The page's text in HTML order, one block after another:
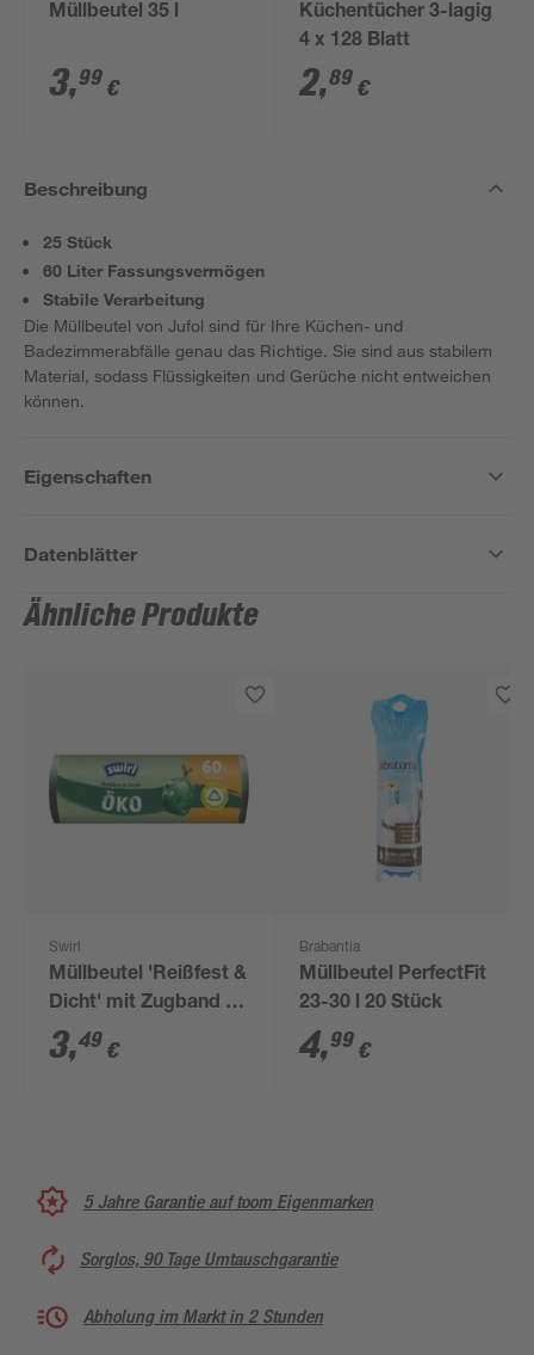
Müllbeutel 35 l
3,99 €
Küchentücher 3-lagig
4 x 128 Blatt
2,89 €
Beschreibung
25 Stück
60 Liter Fassungsvermögen
Stabile Verarbeitung
Die Müllbeutel von Jufol sind für Ihre Küchen- und
Badezimmerabfälle genau das Richtige. Sie sind aus stabilem
Material, sodass Flüssigkeiten und Gerüche nicht entweichen
können.
Eigenschaften
Datenblätter
Ähnliche Produkte
Swirl
Müllbeutel 'Reißfest &
Dicht' mit Zugband 60
l 8 Stück
3,49 €
Brabantia
Müllbeutel PerfectFit
23-30 l 20 Stück
4,99 €
5 Jahre Garantie auf toom Eigenmarken
Sorglos, 90 Tage Umtauschgarantie
Abholung im Markt in 2 Stunden